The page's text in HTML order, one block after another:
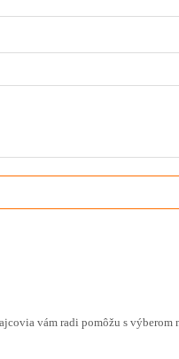
vám radi pomôžu s výberom